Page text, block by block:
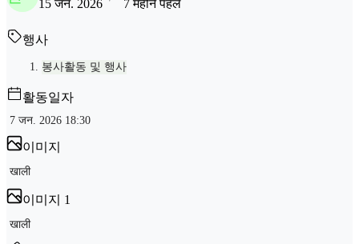
15 जन. 2026
7 महीने पहले
행사
봉사활동 및 행사
활동일자
7 जन. 2026 18:30
이미지
खाली
이미지 1
खाली